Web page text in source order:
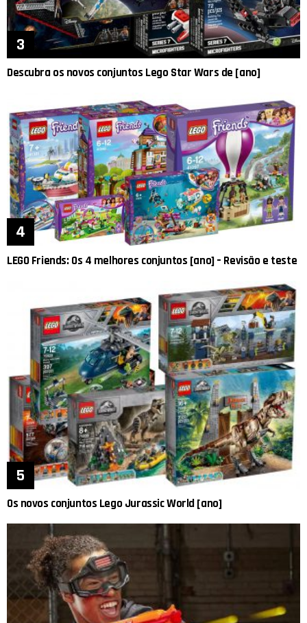
Descubra os novos conjuntos Lego Star Wars de [ano]
LEGO Friends: Os 4 melhores conjuntos [ano] – Revisão e teste
Os novos conjuntos Lego Jurassic World [ano]